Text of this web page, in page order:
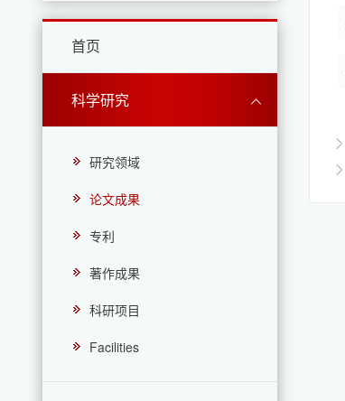
首页
科学研究
研究领域
论文成果
专利
著作成果
科研项目
Facilities